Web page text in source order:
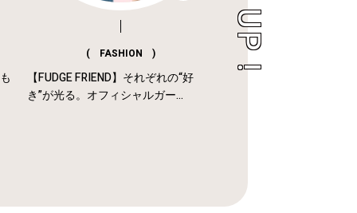
( FASHION )
【FUDGE FRIEND】それぞれの“好
き”が光る。オフィシャルガー...